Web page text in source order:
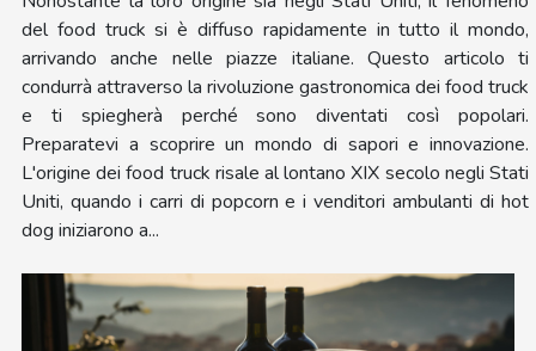
del food truck si è diffuso rapidamente in tutto il mondo,
arrivando anche nelle piazze italiane. Questo articolo ti
condurrà attraverso la rivoluzione gastronomica dei food truck
e ti spiegherà perché sono diventati così popolari.
Preparatevi a scoprire un mondo di sapori e innovazione.
L'origine dei food truck risale al lontano XIX secolo negli Stati
Uniti, quando i carri di popcorn e i venditori ambulanti di hot
dog iniziarono a...